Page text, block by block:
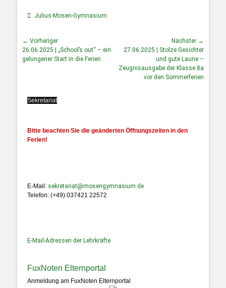
Julius-Mosen-Gymnasium
← Vorheriger
26.06.2025 | „School’s out“ – ein
gelungener Start in die Ferien
Nächster →
27.06.2025 | Stolze Gesichter
und gute Laune –
Zeugnisausgabe der Klasse 8a
vor den Sommerferien
Sekretariat
Bitte beachten Sie die geänderten Öffnungszeiten in den
Ferien!
E-Mail: sekretariat@mosengymnasium.de
Telefon: (+49) 037421 22572
E-Mail-Adressen der Lehrkräfte
FuxNoten Elternportal
Anmeldung am FuxNoten Elternportal